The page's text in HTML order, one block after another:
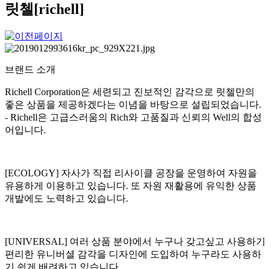
릿첼[richell]
브랜드 소개
Richell Corporation은 세련되고 진보적인 감각으로 릿첼만의
좋은 상품을 제공하겠다는 이념을 바탕으로 설립되었습니다.
- Richell은 고급스러움의 Rich와 고품질과 신뢰의 Well의 합성
어입니다.
[ECOLOGY] 자사가 직접 리사이클 공장을 운영하여 자원을
유용하게 이용하고 있습니다. 또 자원 재활용에 유익한 상품
개발에도 노력하고 있습니다.
[UNIVERSAL] 여러 상품 분야에서 누구나 갖고싶고 사용하기
편리한 유니버셜 감각을 디자인에 도입하여 누구라도 사용하